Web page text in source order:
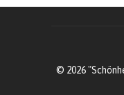
© 2026